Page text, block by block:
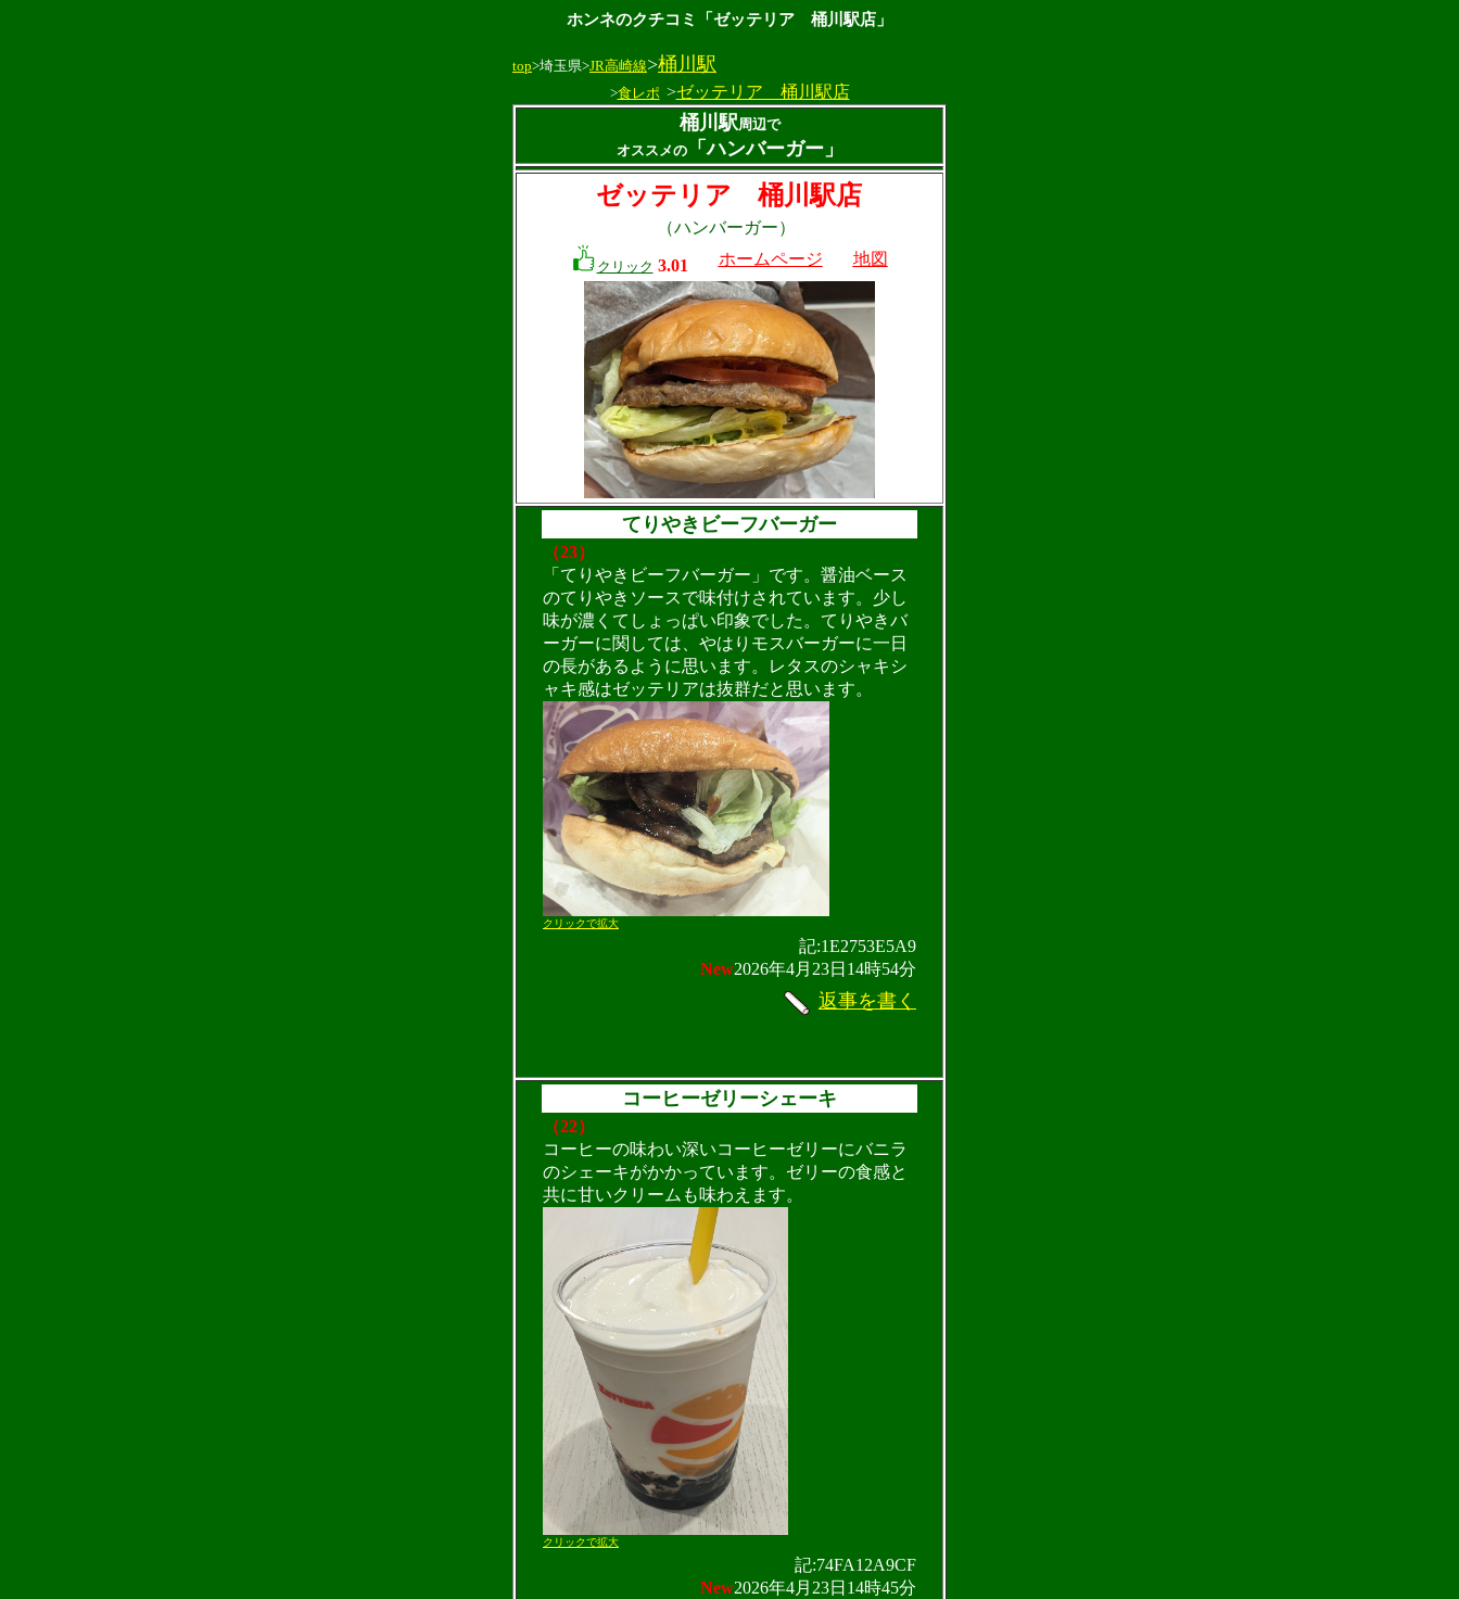
ホンネのクチコミ「ゼッテリア 桶川駅店」
top>埼玉県>JR高崎線>桶川駅
>食レポ >ゼッテリア 桶川駅店
桶川駅周辺で
オススメの「ハンバーガー」
ゼッテリア 桶川駅店
（ハンバーガー）
クリック 3.01 ホームページ 地図
てりやきビーフバーガー
（23）
「てりやきビーフバーガー」です。醤油ベース
のてりやきソースで味付けされています。少し
味が濃くてしょっぱい印象でした。てりやきバ
ーガーに関しては、やはりモスバーガーに一日
の長があるように思います。レタスのシャキシ
ャキ感はゼッテリアは抜群だと思います。
クリックで拡大
記:1E2753E5A9
New2026年4月23日14時54分
返事を書く
コーヒーゼリーシェーキ
（22）
コーヒーの味わい深いコーヒーゼリーにバニラ
のシェーキがかかっています。ゼリーの食感と
共に甘いクリームも味わえます。
クリックで拡大
記:74FA12A9CF
New2026年4月23日14時45分